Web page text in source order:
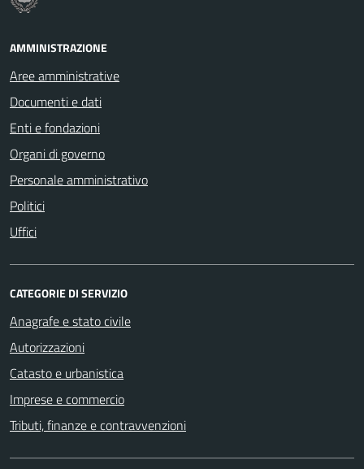
AMMINISTRAZIONE
Aree amministrative
Documenti e dati
Enti e fondazioni
Organi di governo
Personale amministrativo
Politici
Uffici
CATEGORIE DI SERVIZIO
Anagrafe e stato civile
Autorizzazioni
Catasto e urbanistica
Imprese e commercio
Tributi, finanze e contravvenzioni